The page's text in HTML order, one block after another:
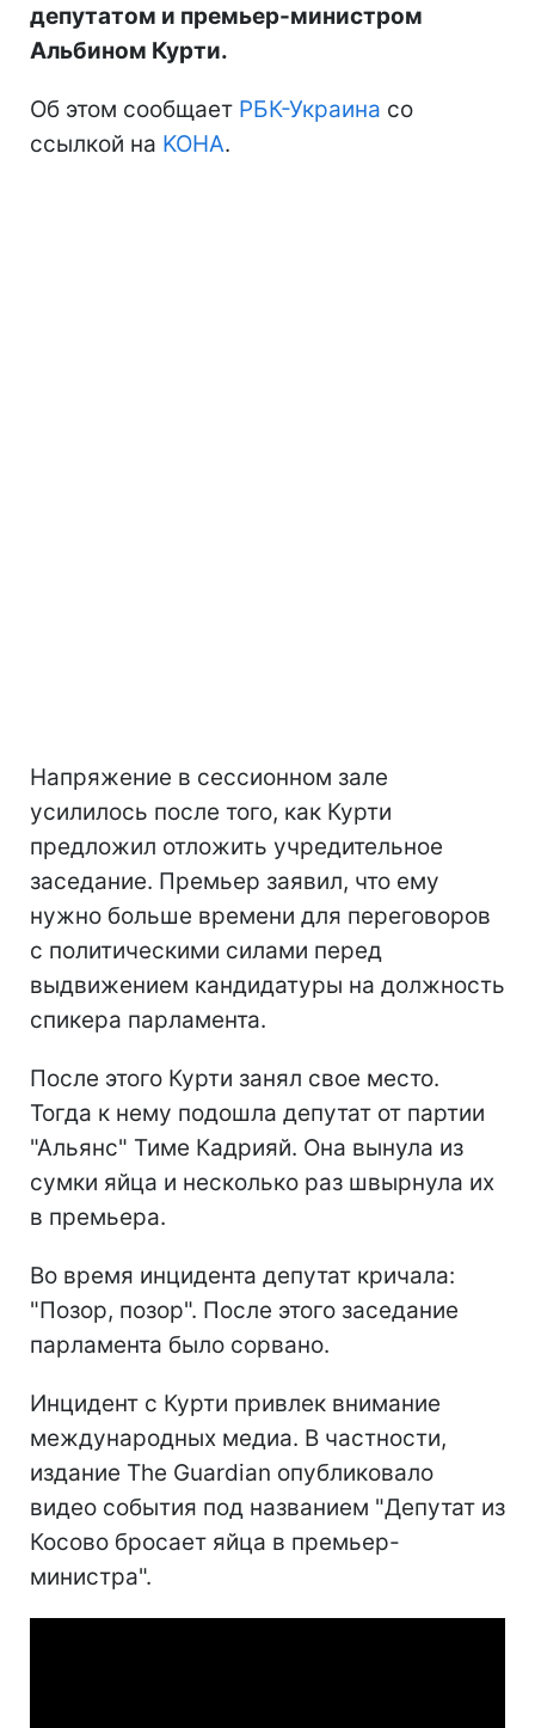
депутатом и премьер-министром
Альбином Курти.
Об этом сообщает РБК-Украина со
ссылкой на KOHA.
Напряжение в сессионном зале
усилилось после того, как Курти
предложил отложить учредительное
заседание. Премьер заявил, что ему
нужно больше времени для переговоров
с политическими силами перед
выдвижением кандидатуры на должность
спикера парламента.
После этого Курти занял свое место.
Тогда к нему подошла депутат от партии
"Альянс" Тиме Кадрияй. Она вынула из
сумки яйца и несколько раз швырнула их
в премьера.
Во время инцидента депутат кричала:
"Позор, позор". После этого заседание
парламента было сорвано.
Инцидент с Курти привлек внимание
международных медиа. В частности,
издание The Guardian опубликовало
видео события под названием "Депутат из
Косово бросает яйца в премьер-
министра".